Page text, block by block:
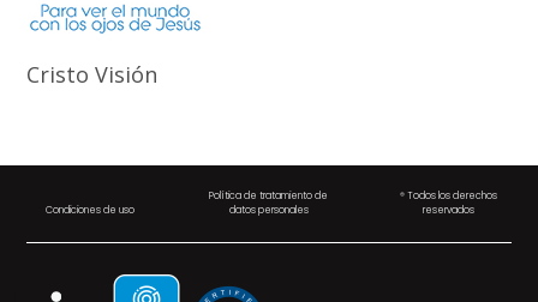
Cristo Visión
Condiciones de uso
Política de tratamiento de
datos personales
® Todos los derechos
reservados